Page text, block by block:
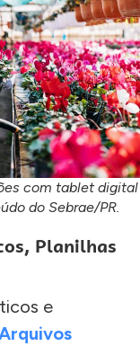
com tablet digital
do Sebrae/PR.
Planilhas
e